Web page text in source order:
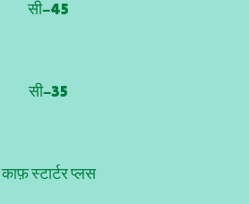
सी-45
सी-35
काफ़ स्टार्टर प्लस